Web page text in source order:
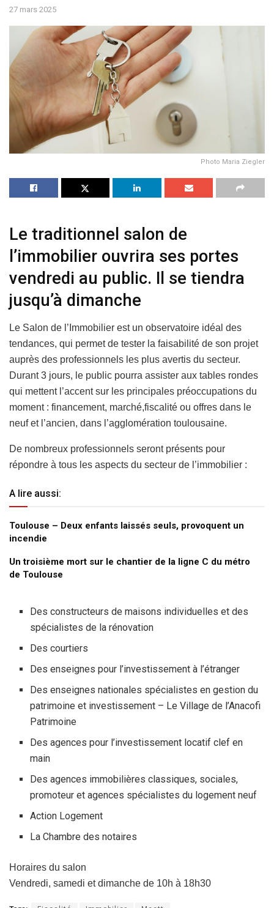
27 mars 2025
Photo Maria Ziegler
Le traditionnel salon de
l’immobilier ouvrira ses portes
vendredi au public. Il se tiendra
jusqu’à dimanche
Le Salon de l’Immobilier est un observatoire idéal des
tendances, qui permet de tester la faisabilité de son projet
auprès des professionnels les plus avertis du secteur.
Durant 3 jours, le public pourra assister aux tables rondes
qui mettent l’accent sur les principales préoccupations du
moment : financement, marché,fiscalité ou offres dans le
neuf et l’ancien, dans l’agglomération toulousaine.
De nombreux professionnels seront présents pour
répondre à tous les aspects du secteur de l’immobilier :
A lire aussi:
Toulouse – Deux enfants laissés seuls, provoquent un
incendie
Un troisième mort sur le chantier de la ligne C du métro
de Toulouse
Des constructeurs de maisons individuelles et des
spécialistes de la rénovation
Des courtiers
Des enseignes pour l’investissement à l’étranger
Des enseignes nationales spécialistes en gestion du
patrimoine et investissement – Le Village de l’Anacofi
Patrimoine
Des agences pour l’investissement locatif clef en
main
Des agences immobilières classiques, sociales,
promoteur et agences spécialistes du logement neuf
Action Logement
La Chambre des notaires
Horaires du salon
Vendredi, samedi et dimanche de 10h à 18h30